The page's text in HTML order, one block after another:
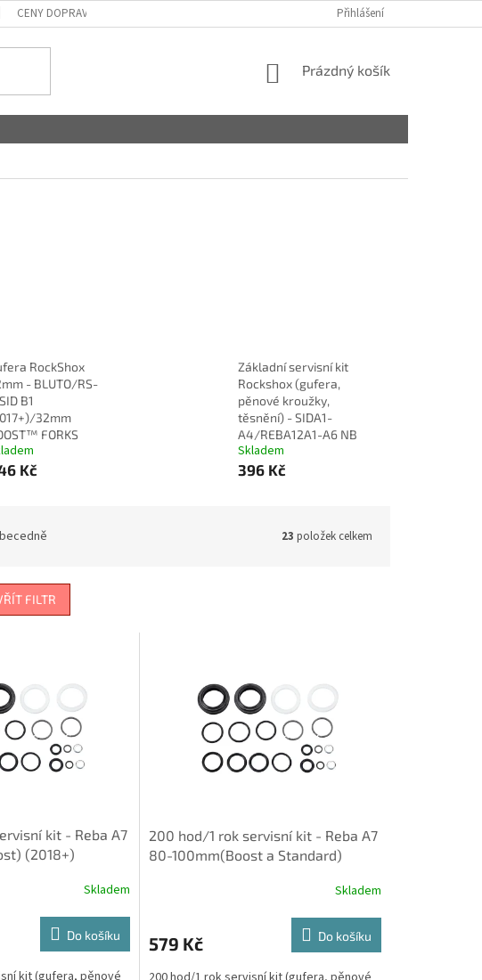
CENY DOPRAVY Přihlášení
NÁKUPNÍ
Prázdný košík
RockShox
- BLUTO/RS-
B1
32mm
FORKS
Kč
Základní servisní kit
Rockshox (gufera,
pěnové kroužky,
těsnění) - SIDA1-
A4/REBA12A1-A6 NB
Skladem
396 Kč
23 položek celkem
FILTR
kit - Reba A7
(2018+)
Skladem
Do košíku
kit (gufera, pěnové
200 hod/1 rok servisní kit - Reba A7
80-100mm(Boost a Standard)
Skladem
579 Kč Do košíku